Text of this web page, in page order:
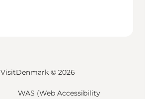
VisitDenmark © 2026
WAS (Web Accessibility